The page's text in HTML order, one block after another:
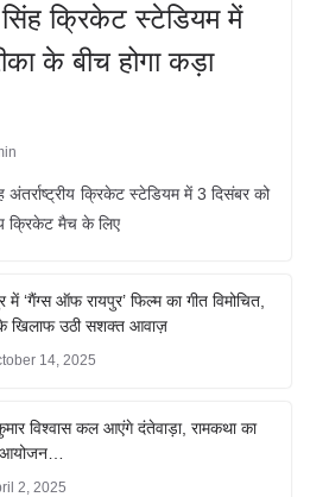
सिंह क्रिकेट स्टेडियम में
के बीच होगा कड़ा
अंतर्राष्ट्रीय क्रिकेट स्टेडियम में 3 दिसंबर को
क्रिकेट मैच के लिए
में ‘गैंग्स ऑफ रायपुर’ फिल्म का गीत विमोचित,
खिलाफ उठी सशक्त आवाज़
14, 2025
विश्वास कल आएंगे दंतेवाड़ा, रामकथा का
आयोजन…
2, 2025